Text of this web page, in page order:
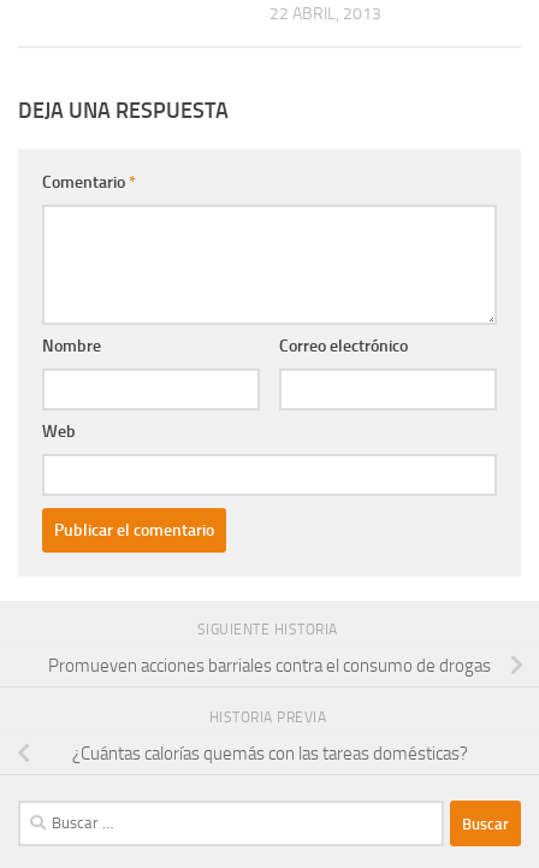
22 ABRIL, 2013
DEJA UNA RESPUESTA
Comentario*
Nombre Correo electrónico
Web
SIGUIENTE HISTORIA
Promueven acciones barriales contra el consumo de drogas
HISTORIA PREVIA
¿Cuántas calorías quemás con las tareas domésticas?
Buscar: